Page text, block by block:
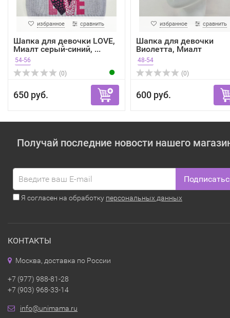
избранное сравнить
Шапка для девочки LOVE,
Миалт серый-синий, ...
54-56
(0)
650 руб.
избранное сравнить
Шапка для девочки
Виолетта, Миалт
оранжевый
48-54
(0)
600 руб.
Получай последние новости нашего
Я согласен на обработку персональных данных
КОНТАКТЫ
Москва, доставка по России
+7 (977) 988-81-28
+7 (903) 968-33-14
info@unimama.ru